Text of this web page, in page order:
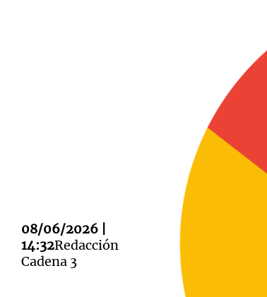
08/06/2026 |
14:32Redacción
Cadena 3
Notas
Mundial 2026